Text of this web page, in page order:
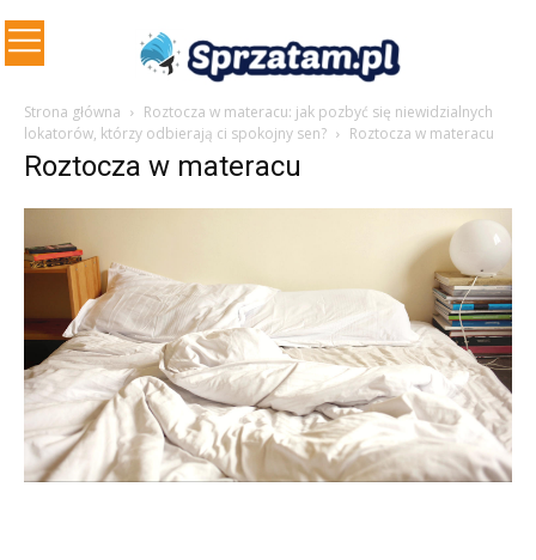
Strona główna
Roztocza w materacu: jak pozbyć się niewidzialnych
lokatorów, którzy odbierają ci spokojny sen?
Roztocza w materacu
Roztocza w materacu